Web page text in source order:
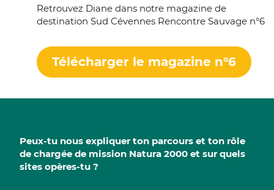
Retrouvez Diane dans notre magazine de
destination Sud Cévennes Rencontre Sauvage n°6
Télécharger le magazine n°6
Peux-tu nous expliquer ton parcours et ton rôle
de chargée de mission Natura 2000 et sur quels
sites opères-tu ?